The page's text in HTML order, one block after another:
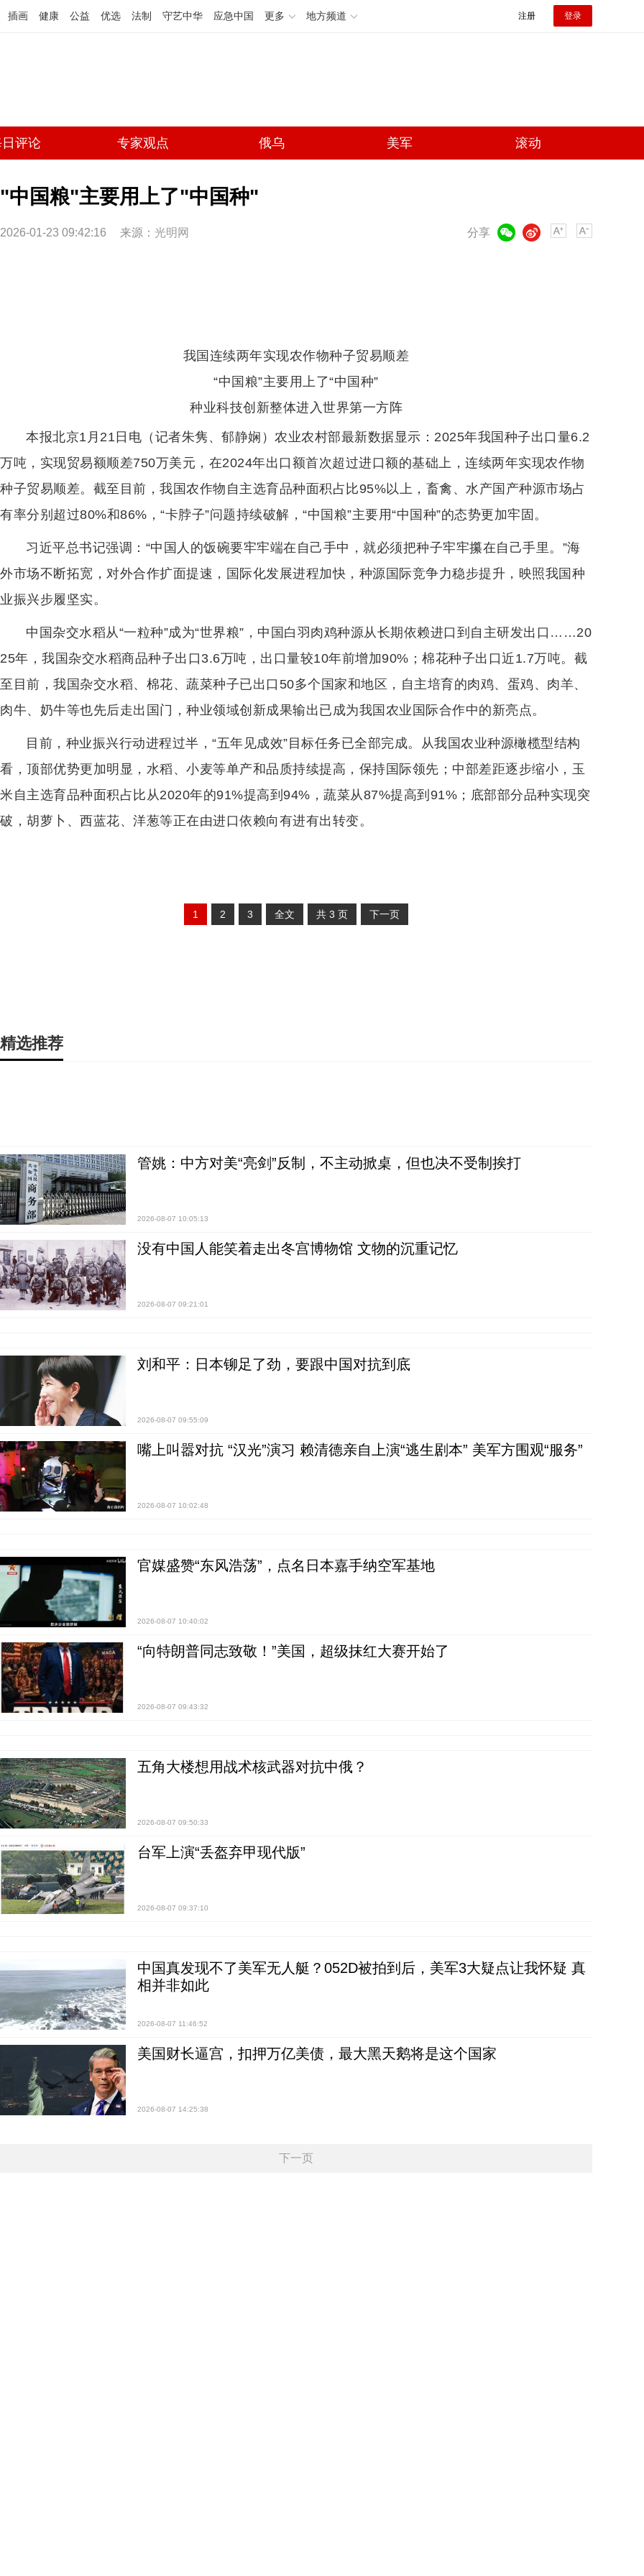
插画 健康 公益 优选 法制 守艺中华 应急中国 更多 地方频道 注册 登录
评论 专家观点 俄乌 美军 滚动
"中国粮"主要用上了"中国种"
2026-01-23 09:42:16 来源： 光明网 分享
微博
我国连续两年实现农作物种子贸易顺差
“中国粮”主要用上了“中国种”
种业科技创新整体进入世界第一方阵
本报北京1月21日电（记者朱隽、郁静娴）农业农村部最新数据显示：2025年我国种子出口量6.2
万吨，实现贸易额顺差750万美元，在2024年出口额首次超过进口额的基础上，连续两年实现农作物
种子贸易顺差。截至目前，我国农作物自主选育品种面积占比95%以上，畜禽、水产国产种源市场占
有率分别超过80%和86%，“卡脖子”问题持续破解，“中国粮”主要用“中国种”的态势更加牢固。
习近平总书记强调：“中国人的饭碗要牢牢端在自己手中，就必须把种子牢牢攥在自己手里。”海
外市场不断拓宽，对外合作扩面提速，国际化发展进程加快，种源国际竞争力稳步提升，映照我国种
业振兴步履坚实。
中国杂交水稻从“一粒种”成为“世界粮”，中国白羽肉鸡种源从长期依赖进口到自主研发出口……20
25年，我国杂交水稻商品种子出口3.6万吨，出口量较10年前增加90%；棉花种子出口近1.7万吨。截
至目前，我国杂交水稻、棉花、蔬菜种子已出口50多个国家和地区，自主培育的肉鸡、蛋鸡、肉羊、
肉牛、奶牛等也先后走出国门，种业领域创新成果输出已成为我国农业国际合作中的新亮点。
目前，种业振兴行动进程过半，“五年见成效”目标任务已全部完成。从我国农业种源橄榄型结构
看，顶部优势更加明显，水稻、小麦等单产和品质持续提高，保持国际领先；中部差距逐步缩小，玉
米自主选育品种面积占比从2020年的91%提高到94%，蔬菜从87%提高到91%；底部部分品种实现突
破，胡萝卜、西蓝花、洋葱等正在由进口依赖向有进有出转变。
1 2 3 全文 共 3 页 下一页
精选推荐
管姚：中方对美“亮剑”反制，不主动掀桌，但也决不受制挨打
2026-08-07 10:05:13
没有中国人能笑着走出冬宫博物馆 文物的沉重记忆
2026-08-07 09:21:01
刘和平：日本铆足了劲，要跟中国对抗到底
2026-08-07 09:55:09
嘴上叫嚣对抗 “汉光”演习 赖清德亲自上演“逃生剧本” 美军方围观“服务”
2026-08-07 10:02:48
官媒盛赞“东风浩荡”，点名日本嘉手纳空军基地
2026-08-07 10:40:02
“向特朗普同志致敬！”美国，超级抹红大赛开始了
2026-08-07 09:43:32
五角大楼想用战术核武器对抗中俄？
2026-08-07 09:50:33
台军上演“丢盔弃甲现代版”
2026-08-07 09:37:10
中国真发现不了美军无人艇？052D被拍到后，美军3大疑点让我怀疑 真
相并非如此
2026-08-07 11:46:52
美国财长逼宫，扣押万亿美债，最大黑天鹅将是这个国家
2026-08-07 14:25:38
下一页